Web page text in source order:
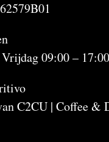
09:00 – 17:00
C2CU | Coffee &